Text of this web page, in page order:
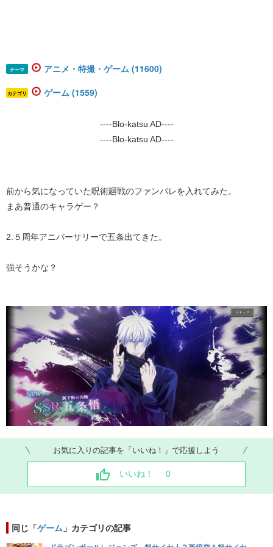
テーマ アニメ・特撮・ゲーム (11600)
カテゴリ ゲーム (1559)
----Blo-katsu AD----
----Blo-katsu AD----
前から気になっていた呪術廻戦のファンパレを入れてみた。
まあ普通のキャラゲー？
2.５周年アニバーサリーで五条出てきた。
強そうかな？
お気に入りの記事を「いいね！」で応援しよう
いいね！ 0
同じ「ゲーム 」カテゴリの記事